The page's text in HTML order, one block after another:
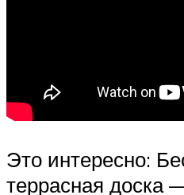
Это интересно:
террасная доска